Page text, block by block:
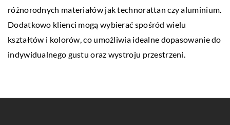
różnorodnych materiałów jak technorattan czy aluminium.
Dodatkowo klienci mogą wybierać spośród wielu
kształtów i kolorów, co umożliwia idealne dopasowanie do
indywidualnego gustu oraz wystroju przestrzeni.